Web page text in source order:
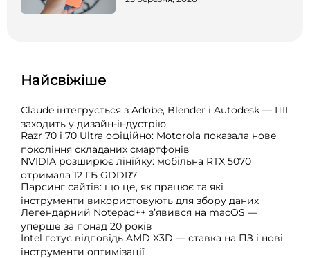
Найсвіжіше
Claude інтегрується з Adobe, Blender і Autodesk — ШІ
заходить у дизайн-індустрію
Razr 70 і 70 Ultra офіційно: Motorola показала нове
покоління складаних смартфонів
NVIDIA розширює лінійку: мобільна RTX 5070
отримала 12 ГБ GDDR7
Парсинг сайтів: що це, як працює та які
інструменти використовують для збору даних
Легендарний Notepad++ з’явився на macOS —
уперше за понад 20 років
Intel готує відповідь AMD X3D — ставка на ПЗ і нові
інструменти оптимізації